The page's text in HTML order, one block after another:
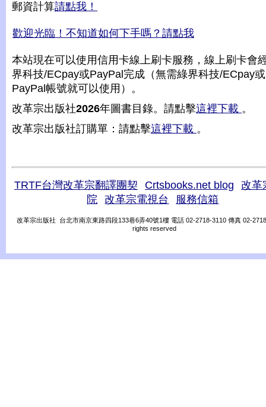
郵資計算請點我！
歡迎光臨！不知道如何下手嗎？請點我
本站現在可以使用信用卡線上刷卡服務，線上刷卡會
界科技/ECpay或PayPal完成（無需綠界科技/ECpay或
PayPal帳號就可以使用）。
改革宗出版社2026年圖書目錄。請點擊這裡下載 。
改革宗出版社訂購單：請點擊這裡下載 。
TRTF台灣改革宗翻譯團契 Crtsbooks.net blog
改革
院
改革宗電視台 服務信箱
改革宗出版社 台北市南京東路四段133巷6弄40號1樓 電話 02-2718-3110 傳真 02-
rights reserved